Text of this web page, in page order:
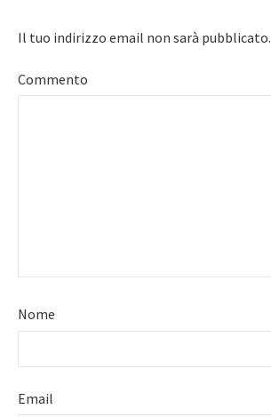
Il tuo indirizzo email non sarà pubblicato.
Commento
Nome
Email